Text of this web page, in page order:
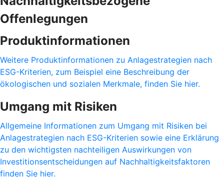
Offenlegungen
Produktinformationen
Weitere Produktinformationen zu Anlagestrategien nach
ESG-Kriterien, zum Beispiel eine Beschreibung der
ökologischen und sozialen Merkmale, finden Sie hier.
Umgang mit Risiken
Allgemeine Informationen zum Umgang mit Risiken bei
Anlagestrategien nach ESG-Kriterien sowie eine Erklärung
zu den wichtigsten nachteiligen Auswirkungen von
Investitionsentscheidungen auf Nachhaltigkeitsfaktoren
finden Sie hier.